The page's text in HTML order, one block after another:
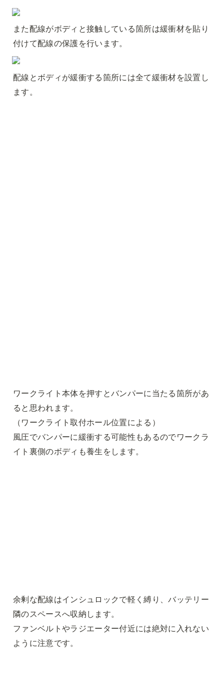
また配線がボディと接触している箇所は緩衝材を貼り
付けて配線の保護を行います。
配線とボディが緩衝する箇所には全て緩衝材を設置し
ます。
ワークライト本体を押すとバンパーに当たる箇所があ
ると思われます。
（ワークライト取付ホール位置による）
風圧でバンパーに緩衝する可能性もあるのでワークラ
イト裏側のボディも養生をします。
余剰な配線はインシュロックで軽く縛り、バッテリー
隣のスペースへ収納します。
ファンベルトやラジエーター付近には絶対に入れない
ように注意です。